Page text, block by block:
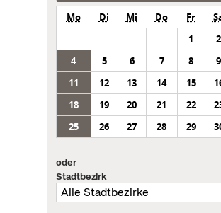
Mo Di Mi Do Fr
1
2
4
5 6 7 8 9
11
12 13 14 15
18
19 20 21 22
25
26 27 28 29
oder
Stadtbezirk